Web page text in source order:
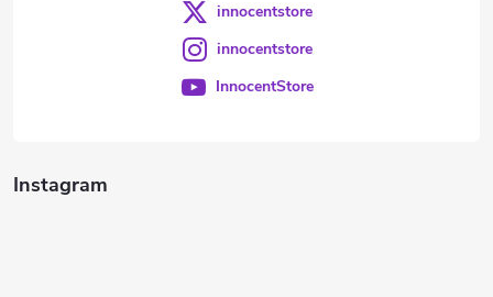
Instagram
innocentstore
innocentstore
InnocentStore